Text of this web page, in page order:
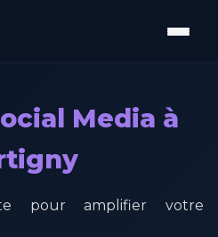
Media à
pour amplifier votre